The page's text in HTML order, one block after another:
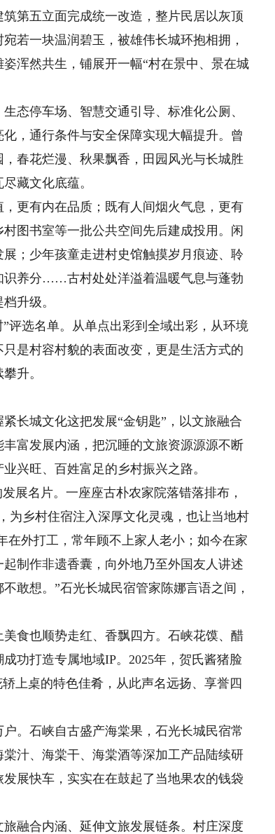
第五立面完成统一改造，整片民居以灰顶
若一块温润碧玉，被雄伟长城环抱相拥，
浑然共生，铺展开一幅“村在景中、景在城
停车场、智慧交通引导、标准化公厕、
，通行条件与安全保障实现大幅提升。曾
春花烂漫、秋果飘香，田园风光与长城胜
藏文化底蕴。
更有内在品质；既有人间烟火气息，更有
图书室等一批公共空间先后建成投用。闲
；少年孩童走进村史馆触摸岁月痕迹、聆
识养分……古村处处洋溢着温暖气息与蓬勃
升级。
选名单。从单点出彩到全域出彩，从环境
是村容村貌的表面改变，更是生活方式的
升。
城文化这把发展“金钥匙”，以文旅融合
富发展内涵，把沉睡的文旅资源源源不断
兴旺、百姓富足的乡村振兴之路。
名片。一座座古朴农家院落错落排布，
为乡村住宿注入深厚文化灵魂，也让当地村
在外打工，常年顾不上家人老小；如今在家
制作非遗香囊，向外地乃至外国友人讲述
敢想。”石光长城民宿管家陈娜言语之间，
食也顺势走红、香飘四方。石峡花馍、醋
功打造专属地域IP。2025年，贺氏酱猪脸
上桌的特色佳肴，从此声名远扬、享誉四
。石峡自古盛产海棠果，石光长城民宿常
汁、海棠干、海棠酒等深加工产品陆续研
展快车，实实在在鼓起了当地果农的钱袋
融合内涵、延伸文旅发展链条。村庄深度